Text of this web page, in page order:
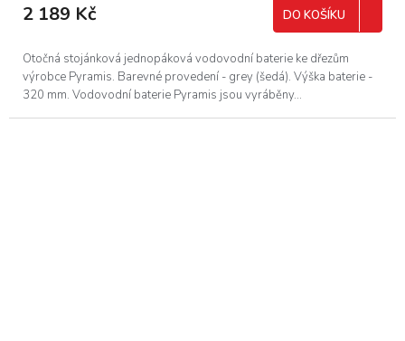
2 189 Kč DO KOŠÍKU
Otočná stojánková jednopáková vodovodní baterie ke dřezům
výrobce Pyramis. Barevné provedení - grey (šedá). Výška baterie -
320 mm. Vodovodní baterie Pyramis jsou vyráběny...